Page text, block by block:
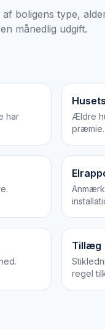
boligens type,
månedlig udgift.
har
Ældre
præmie.
Tillæg
regel